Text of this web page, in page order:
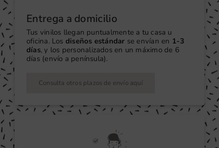
Entrega a domicilio
Tus vinilos llegan puntualmente a tu casa u
oficina. Los diseños estándar se envían en 1-3
días, y los personalizados en un máximo de 6
días (envío a península).
Consulta otros plazos de envío aquí